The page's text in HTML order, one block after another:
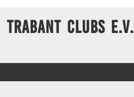
Trabant Clubs e.V.